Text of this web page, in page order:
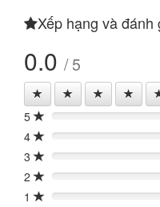
Xếp hạng và đánh
0.0 / 5
5 0%
4
0%
3
0%
2
0%
1
0%